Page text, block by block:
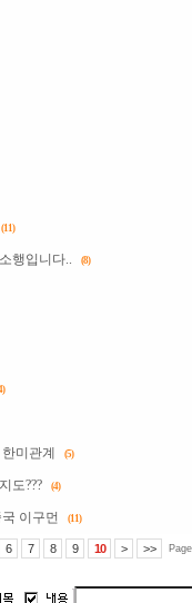
(11)
행입니다.. (8)
미관계 (5)
도??? (4)
이구먼 (11)
6 7 8 9 10 > >>